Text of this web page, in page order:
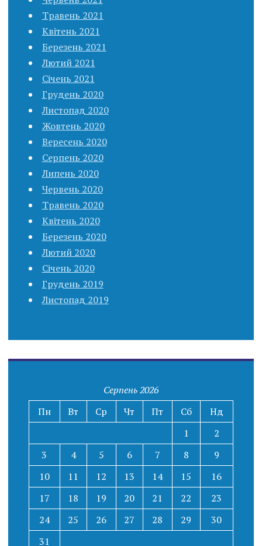
Травень 2021
Квітень 2021
Березень 2021
Лютий 2021
Січень 2021
Грудень 2020
Листопад 2020
Жовтень 2020
Вересень 2020
Серпень 2020
Липень 2020
Червень 2020
Травень 2020
Квітень 2020
Березень 2020
Лютий 2020
Січень 2020
Грудень 2019
Листопад 2019
Серпень 2026
Пн
Вт Ср Чт Пт Сб
Нд
1
2
3
4 5 6 7 8
9
10
11 12 13 14 15
16
17
18 19 20 21 22
23
24
25 26 27 28 29
30
31